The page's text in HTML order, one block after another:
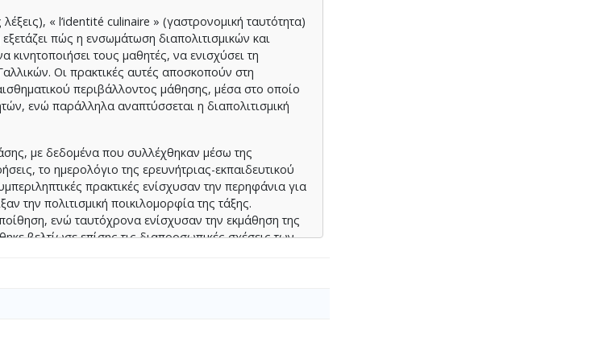
« l’identité culinaire » (γαστρονομική ταυτότητα)
πώς η ενσωμάτωση διαπολιτισμικών και
τους μαθητές, να ενισχύσει τη
Oι πρακτικές αυτές αποσκοπούν στη
περιβάλλοντος μάθησης, μέσα στο οποίο
ενώ παράλληλα αναπτύσσεται η διαπολιτισμική
με δεδομένα που συλλέχθηκαν μέσω της
το ημερολόγιο της ερευνήτριας-εκπαιδευτικού
πρακτικές ενίσχυσαν την περηφάνια για
την πολιτισμική ποικιλομορφία της τάξης.
ενώ ταυτόχρονα ενίσχυσαν την εκμάθηση της
βελτίωσε επίσης τις διαπροσωπικές σχέσεις των
και συμπεριληπτικής παιδαγωγικής στη
που χαρακτηρίζονται από έντονη πολιτισμική